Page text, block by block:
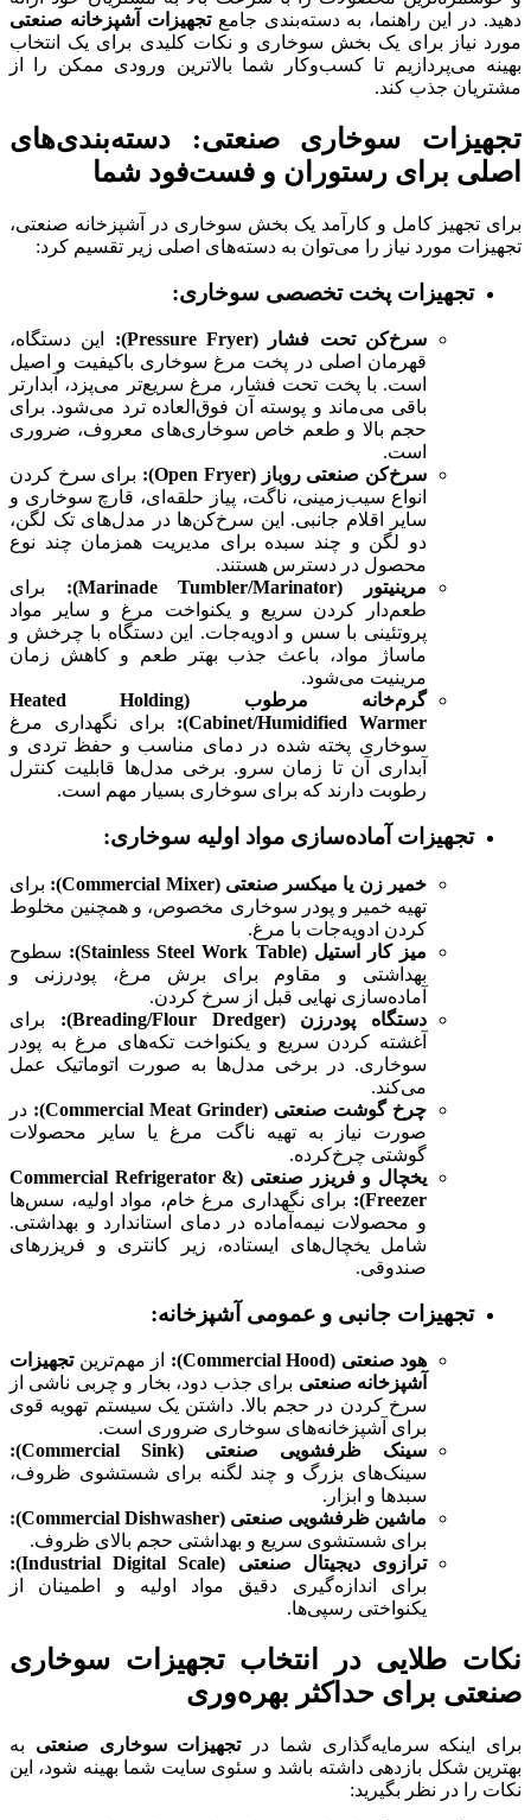
دهید. در این راهنما، به دسته‌بندی جامعتجهیزات آشپزخانه صنعتی
مورد نیاز برای یک بخش سوخاری و نکات کلیدی برای یک انتخاب
بهینه می‌پردازیم تا کسب‌وکار شما بالاترین ورودی ممکن را از
مشتریان جذب کند.
تجهیزات سوخاری صنعتی: دسته‌بندی‌های
اصلی برای رستوران و فست‌فود شما
برای تجهیز کامل و کارآمد یک بخش سوخاری در آشپزخانه صنعتی،
تجهیزات مورد نیاز را می‌توان به دسته‌های اصلی زیر تقسیم کرد:
تجهیزات پخت تخصصی سوخاری:
سرخ‌کن تحت فشار (Pressure Fryer):
این دستگاه،
قهرمان اصلی در پخت مرغ سوخاری باکیفیت و اصیل
است. با پخت تحت فشار، مرغ سریع‌تر می‌پزد، آبدارتر
باقی می‌ماند و پوسته آن فوق‌العاده ترد می‌شود. برای
حجم بالا و طعم خاص سوخاری‌های معروف، ضروری
است.
سرخ‌کن صنعتی روباز (Open Fryer):
برای سرخ کردن
انواع سیب‌زمینی، ناگت، پیاز حلقه‌ای، قارچ سوخاری و
سایر اقلام جانبی. این سرخ‌کن‌ها در مدل‌های تک لگن،
دو لگن و چند سبده برای مدیریت همزمان چند نوع
محصول در دسترس هستند.
مرینیتور (Marinade Tumbler/Marinator):
برای
طعم‌دار کردن سریع و یکنواخت مرغ و سایر مواد
پروتئینی با سس و ادویه‌جات. این دستگاه با چرخش و
ماساژ مواد، باعث جذب بهتر طعم و کاهش زمان
مرینیت می‌شود.
گرم‌خانه مرطوب (Heated Holding
Cabinet/Humidified Warmer):
برای نگهداری مرغ
سوخاری پخته شده در دمای مناسب و حفظ تردی و
آبداری آن تا زمان سرو. برخی مدل‌ها قابلیت کنترل
رطوبت دارند که برای سوخاری بسیار مهم است.
تجهیزات آماده‌سازی مواد اولیه سوخاری:
خمیر زن یا میکسر صنعتی (Commercial Mixer):
برای
تهیه خمیر و پودر سوخاری مخصوص، و همچنین مخلوط
کردن ادویه‌جات با مرغ.
میز کار استیل (Stainless Steel Work Table):
سطوح
بهداشتی و مقاوم برای برش مرغ، پودرزنی و
آماده‌سازی نهایی قبل از سرخ کردن.
دستگاه پودرزن (Breading/Flour Dredger):
برای
آغشته کردن سریع و یکنواخت تکه‌های مرغ به پودر
سوخاری. در برخی مدل‌ها به صورت اتوماتیک عمل
می‌کند.
چرخ گوشت صنعتی (Commercial Meat Grinder):
در
صورت نیاز به تهیه ناگت مرغ یا سایر محصولات
گوشتی چرخ‌کرده.
یخچال و فریزر صنعتی (Commercial Refrigerator &
Freezer):
برای نگهداری مرغ خام، مواد اولیه، سس‌ها
و محصولات نیمه‌آماده در دمای استاندارد و بهداشتی.
شامل یخچال‌های ایستاده، زیر کانتری و فریزرهای
صندوقی.
تجهیزات جانبی و عمومی آشپزخانه:
هود صنعتی (Commercial Hood): از مهم‌ترینتجهیزات
آشپزخانه صنعتی برای جذب دود، بخار و چربی ناشی از
سرخ کردن در حجم بالا. داشتن یک سیستم تهویه قوی
برای آشپزخانه‌های سوخاری ضروری است.
سینک ظرفشویی صنعتی (Commercial Sink):
سینک‌های بزرگ و چند لگنه برای شستشوی ظروف،
سبدها و ابزار.
ماشین ظرفشویی صنعتی (Commercial Dishwasher):
برای شستشوی سریع و بهداشتی حجم بالای ظروف.
ترازوی دیجیتال صنعتی (Industrial Digital Scale):
برای اندازه‌گیری دقیق مواد اولیه و اطمینان از
یکنواختی رسپی‌ها.
نکات طلایی در انتخاب تجهیزات سوخاری
صنعتی برای حداکثر بهره‌وری
برای اینکه سرمایه‌گذاری شما درتجهیزات سوخاری صنعتی به
بهترین شکل بازدهی داشته باشد و سئوی سایت شما بهینه شود، این
نکات را در نظر بگیرید: